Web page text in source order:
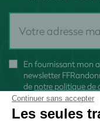
En fournissant mon
newsletter
de notre politique de
Continuer sans accepter
Les seules